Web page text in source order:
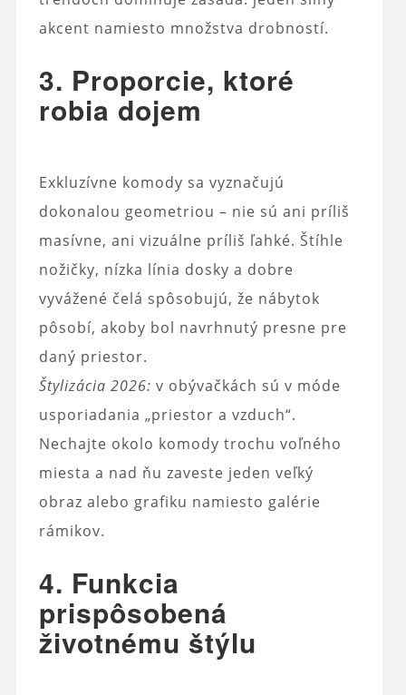
akcent namiesto množstva drobností.
3. Proporcie, ktoré
robia dojem
Exkluzívne komody sa vyznačujú
dokonalou geometriou – nie sú ani príliš
masívne, ani vizuálne príliš ľahké. Štíhle
nožičky, nízka línia dosky a dobre
vyvážené čelá spôsobujú, že nábytok
pôsobí, akoby bol navrhnutý presne pre
daný priestor.
Štylizácia 2026: v obývačkách sú v móde
usporiadania „priestor a vzduch“.
Nechajte okolo komody trochu voľného
miesta a nad ňu zaveste jeden veľký
obraz alebo grafiku namiesto galérie
rámikov.
4. Funkcia
prispôsobená
životnému štýlu